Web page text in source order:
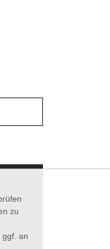
zu
ggf. an